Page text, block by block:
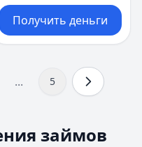
Получить деньги
... 5
займов